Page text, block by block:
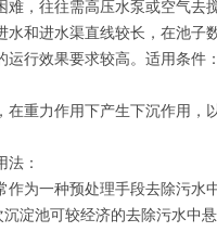
，往往需高压水泵或空气
和进水渠直线较长，在池子
行效果要求较高。适用条件
重力作用下产生下沉作用，
：
为一种预处理手段去除污水
淀池可较经济的去除污水中